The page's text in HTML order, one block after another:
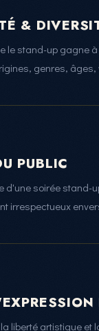
&
le stand-up gagne
genres, âges,
PUBLIC
d'une soirée
irrespectueux
liberté artistique et